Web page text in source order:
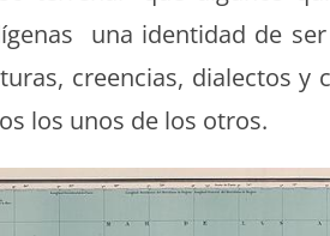
una iden­ti­dad de
creen­cias, dialec­tos
los unos de los otros.